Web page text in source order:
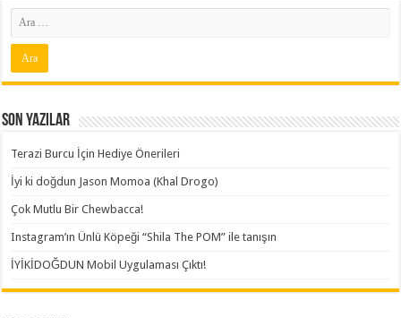
Son Yazılar
Terazi Burcu İçin Hediye Önerileri
İyi ki doğdun Jason Momoa (Khal Drogo)
Çok Mutlu Bir Chewbacca!
Instagram’ın Ünlü Köpeği “Shila The POM” ile tanışın
İYİKİDOĞDUN Mobil Uygulaması Çıktı!